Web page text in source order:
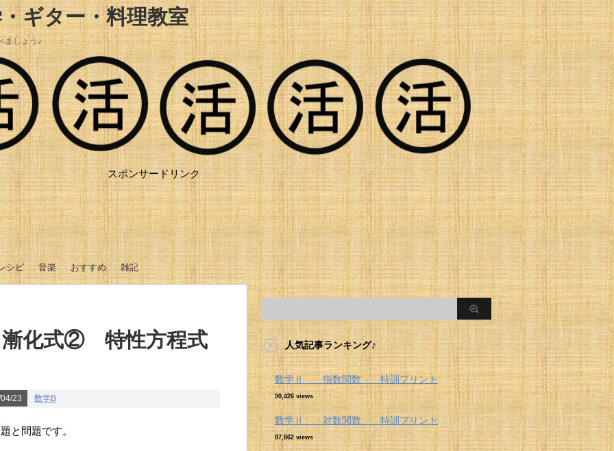
・ギター・料理教室
ましょう♪
スポンサードリンク
シピ
かず
飯
ース、タレ
ラダ
菓子
音楽
オリジナル曲
ギター動画
おすすめ
調理器具
調味料
雑記
化式② 特性方程式
23 数学B
と問題です。
人気記事ランキング♪
数学Ⅱ 指数関数 特訓プリント
90,426 views
数学Ⅱ 対数関数 特訓プリント
87,862 views